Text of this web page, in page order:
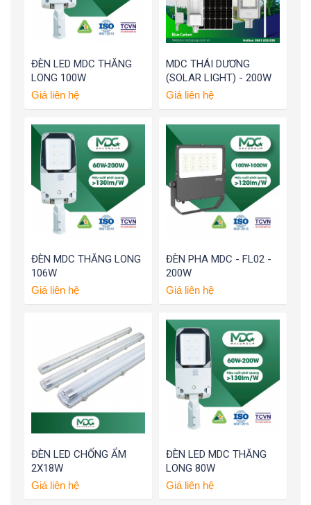
ĐÈN LED MDC THĂNG
LONG 100W
Giá liên hệ
MDC THÁI DƯƠNG
(SOLAR LIGHT) - 200W
Giá liên hệ
ĐÈN MDC THĂNG LONG
106W
Giá liên hệ
ĐÈN PHA MDC - FL02 -
200W
Giá liên hệ
ĐÈN LED CHỐNG ẨM
2X18W
Giá liên hệ
ĐÈN LED MDC THĂNG
LONG 80W
Giá liên hệ